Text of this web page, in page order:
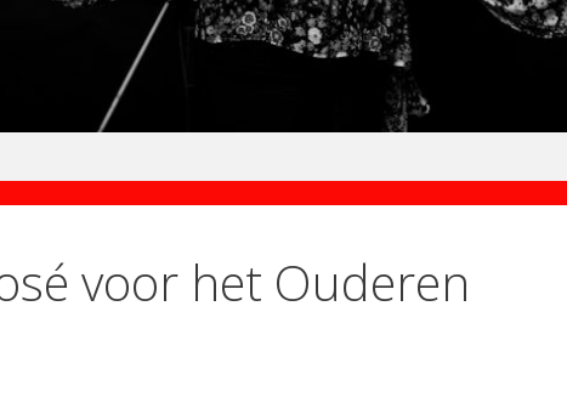
voor het Ouderen